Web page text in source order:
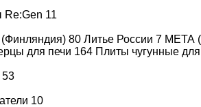
Re:Gen 11
(Финляндия) 80 Литье России 7 МЕТА
для печи 164 Плиты чугунные
53
10